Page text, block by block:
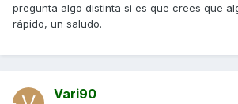
pregunta algo distinta si es que crees que
rápido, un saludo.
Vari90